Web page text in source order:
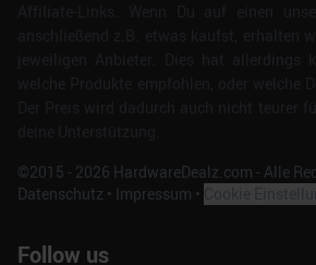
©2015 - 2026 HardwareDealz.com - Alle
Datenschutz • Impressum •
Follow us